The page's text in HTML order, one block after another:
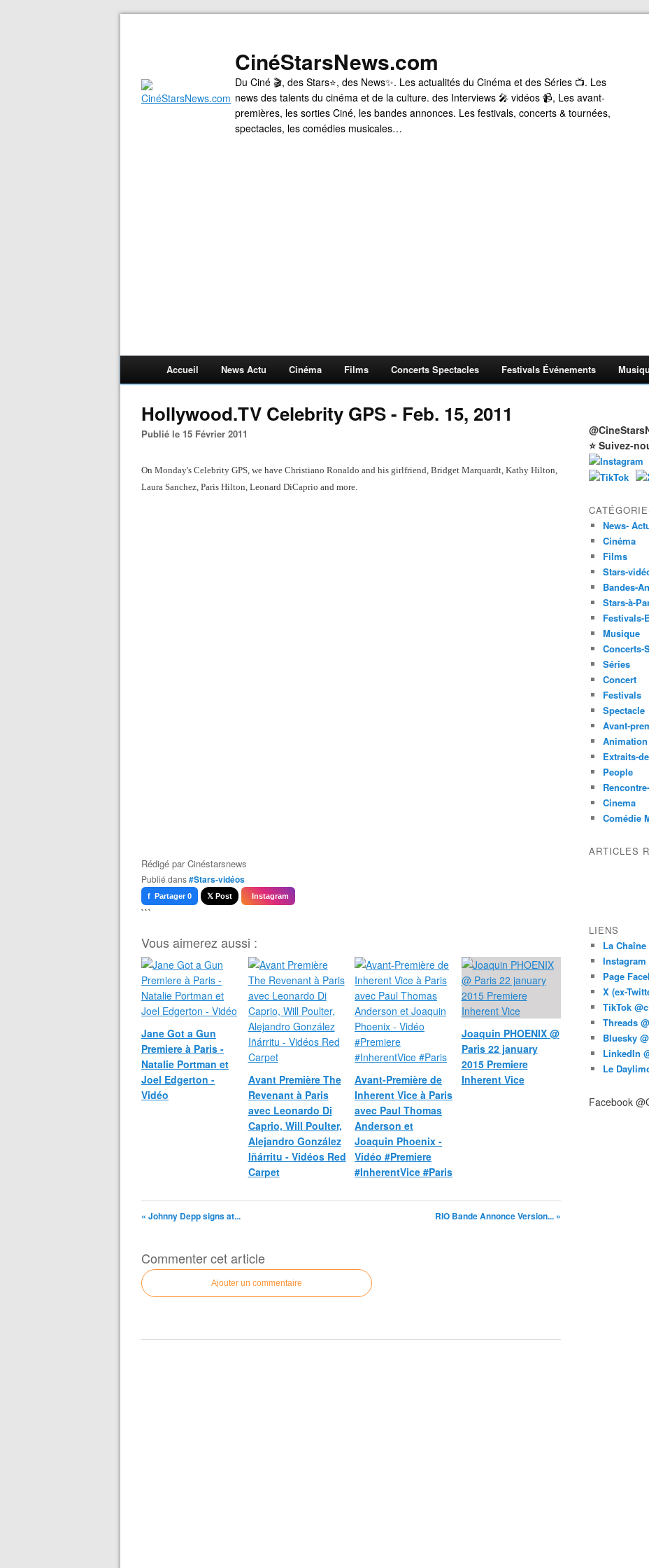
CinéStarsNews.com
Du Ciné 🎬, des Stars⭐, des News✨. Les actualités du Cinéma et des Séries 📺. Les
news des talents du cinéma et de la culture. des Interviews 🎤 vidéos 📹, Les avant-
premières, les sorties Ciné, les bandes annonces. Les festivals, concerts & tournées,
spectacles, les comédies musicales…
Accueil News Actu Cinéma Films Concerts Spectacles Festivals Événements
Hollywood.TV Celebrity GPS - Feb. 15, 2011
Publié le 15 Février 2011
On Monday's Celebrity GPS, we have Christiano Ronaldo and his girlfriend, Bridget Marquardt, Kathy Hilton,
Laura Sanchez, Paris Hilton, Leonard DiCaprio and more.
Rédigé parCinéstarsnews
Publié dans#Stars-vidéos
f Partager 0 𝕏 Post Instagram
```
Vous aimerez aussi :
Jane Got a Gun
Premiere à Paris -
Natalie Portman et
Joel Edgerton -
Vidéo
Avant Première The
Revenant à Paris
avec Leonardo Di
Caprio, Will Poulter,
Alejandro González
Iñárritu - Vidéos Red
Carpet
Avant-Première de
Inherent Vice à Paris
avec Paul Thomas
Anderson et
Joaquin Phoenix -
Vidéo #Premiere
#InherentVice #Paris
Joaquin PHOENIX @
Paris 22 january
2015 Premiere
Inherent Vice
« Johnny Depp signs at... RIO Bande Annonce Version... »
Commenter cet article
Ajouter un commentaire
⭐ Suivez-
News-
Cinéma
Films
Stars-
Bandes-
Stars-à-
Festivals-
Musique
Concerts-
Séries
Concert
Festivals
Spectacle
Avant-
Animation
Extraits-
People
Cinema
Comédie
ARTICLES
LIENS
La
Instagram
Page
X (ex-
TikTok
Threads
Bluesky
LinkedIn
Le
Facebook